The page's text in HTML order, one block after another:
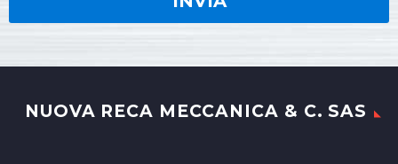
NUOVA RECA MECCANICA & C. SAS